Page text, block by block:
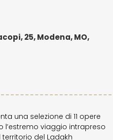
25, Modena, MO,
una selezione di 11 opere
viaggio intrapreso
del Ladakh